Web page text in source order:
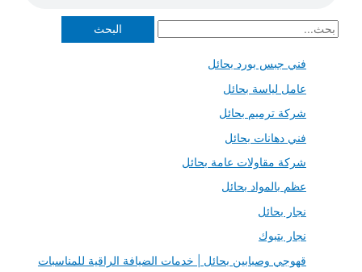
فني جبس بورد بحائل
عامل لياسة بحائل
شركة ترميم بحائل
فني دهانات بحائل
شركة مقاولات عامة بحائل
عظم بالمواد بحائل
قهوجي وصبابين بحائل | خدمات الضيافة الراقية للمناسبات